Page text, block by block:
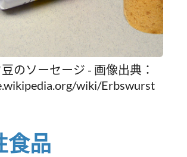
のソーセージ - 画像出典：
wiki/Erbswurst
食品